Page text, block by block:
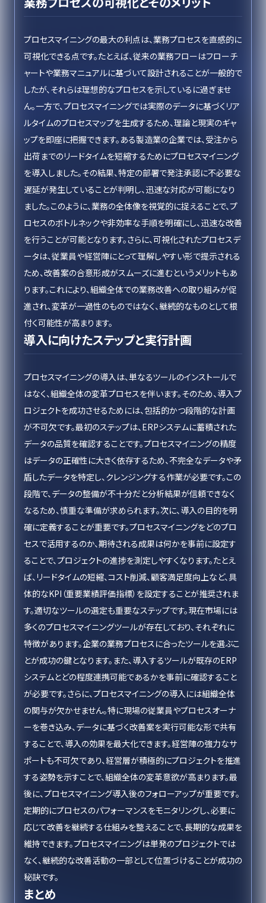
プロセスマイニングの最大の利点は、業務プロセスを直感的に
可視化できる点です。たとえば、従来の業務フローはフローチ
ャートや業務マニュアルに基づいて設計されることが一般的で
したが、それらは理想的なプロセスを示しているに過ぎませ
ん。一方で、プロセスマイニングでは実際のデータに基づくリア
ルタイムのプロセスマップを生成するため、理論と現実のギャ
ップを即座に把握できます。ある製造業の企業では、受注から
出荷までのリードタイムを短縮するためにプロセスマイニング
を導入しました。その結果、特定の部署で発注承認に不必要な
遅延が発生していることが判明し、迅速な対応が可能になり
ました。このように、業務の全体像を視覚的に捉えることで、プ
ロセスのボトルネックや非効率な手順を明確にし、迅速な改善
を行うことが可能となります。さらに、可視化されたプロセスデ
ータは、従業員や経営陣にとって理解しやすい形で提示される
ため、改善案の合意形成がスムーズに進むというメリットもあ
ります。これにより、組織全体での業務改善への取り組みが促
進され、変革が一過性のものではなく、継続的なものとして根
付く可能性が高まります。
導入に向けたステップと実行計画
プロセスマイニングの導入は、単なるツールのインストールで
はなく、組織全体の変革プロセスを伴います。そのため、導入プ
ロジェクトを成功させるためには、包括的かつ段階的な計画
が不可欠です。最初のステップは、ERPシステムに蓄積された
データの品質を確認することです。プロセスマイニングの精度
はデータの正確性に大きく依存するため、不完全なデータや矛
盾したデータを特定し、クレンジングする作業が必要です。この
段階で、データの整備が不十分だと分析結果が信頼できなく
なるため、慎重な準備が求められます。次に、導入の目的を明
確に定義することが重要です。プロセスマイニングをどのプロ
セスで活用するのか、期待される成果は何かを事前に設定す
ることで、プロジェクトの進捗を測定しやすくなります。たとえ
ば、リードタイムの短縮、コスト削減、顧客満足度向上など、具
体的なKPI（重要業績評価指標）を設定することが推奨されま
す。適切なツールの選定も重要なステップです。現在市場には
多くのプロセスマイニングツールが存在しており、それぞれに
特徴があります。企業の業務プロセスに合ったツールを選ぶこ
とが成功の鍵となります。また、導入するツールが既存のERP
システムとどの程度連携可能であるかを事前に確認すること
が必要です。さらに、プロセスマイニングの導入には組織全体
の関与が欠かせません。特に現場の従業員やプロセスオーナ
ーを巻き込み、データに基づく改善案を実行可能な形で共有
することで、導入の効果を最大化できます。経営陣の強力なサ
ポートも不可欠であり、経営層が積極的にプロジェクトを推進
する姿勢を示すことで、組織全体の変革意欲が高まります。最
後に、プロセスマイニング導入後のフォローアップが重要です。
定期的にプロセスのパフォーマンスをモニタリングし、必要に
応じて改善を継続する仕組みを整えることで、長期的な成果を
維持できます。プロセスマイニングは単発のプロジェクトでは
なく、継続的な改善活動の一部として位置づけることが成功の
秘訣です。
まとめ